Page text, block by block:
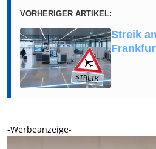
VORHERIGER ARTIKEL:
Streik
-Werbeanzeige-